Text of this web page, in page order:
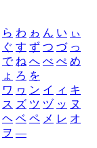
ら わ ゎ ん い ぃ
ぐ す ず つ づ っ
で ね へ べ ぺ め
ょ ろ を
ワ ヮ ン イ ィ キ
ス ズ ツ ヅ ッ ヌ
ヘ ベ ペ メ レ オ
ヲ ―